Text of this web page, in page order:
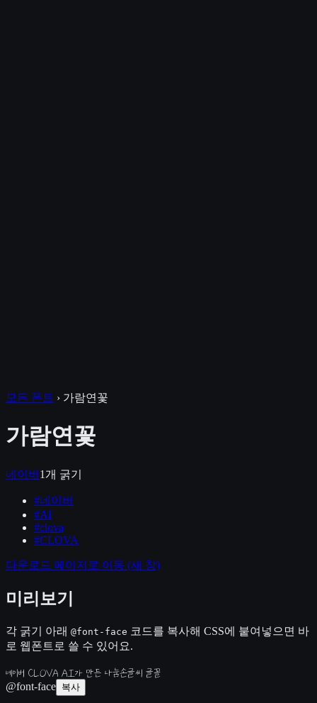
모든 폰트 › 가람연꽃
가람연꽃
네이버 1 개 굵기
#네이버
#AI
#clova
#CLOVA
다운로드 페이지로 이동 (새 창)
미리보기
각 굵기 아래 @font-face 코드를 복사해 CSS에 붙여넣으면 바
로 웹폰트로 쓸 수 있어요.
네이버 CLOVA AI가 만든 나눔손글씨 글꼴
@font-face 복사